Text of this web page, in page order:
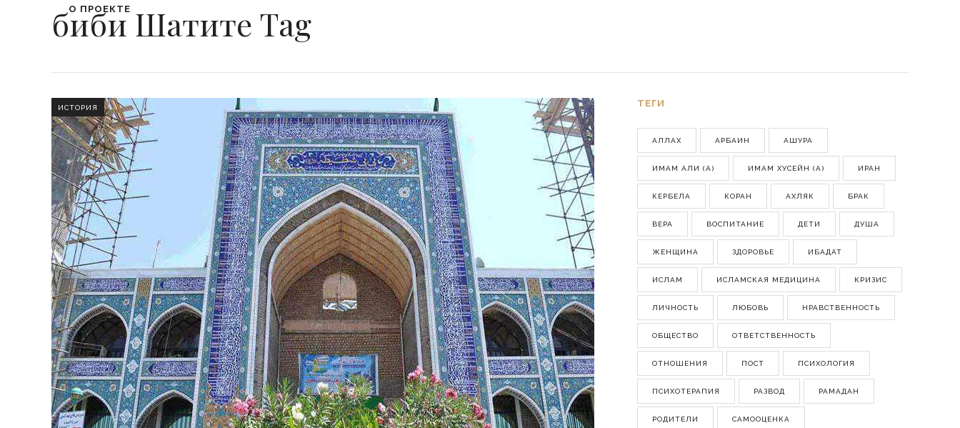
О ПРОЕКТЕ
биби Шатите Tag
ИСТОРИЯ ТЕГИ
АЛЛАХ АРБАИН АШУРА
ИМАМ АЛИ (А) ИМАМ ХУСЕЙН (А) ИРАН
КЕРБЕЛА КОРАН АХЛЯК БРАК
ВЕРА ВОСПИТАНИЕ ДЕТИ ДУША
ЖЕНЩИНА ЗДОРОВЬЕ ИБАДАТ
ИСЛАМ ИСЛАМСКАЯ МЕДИЦИНА КРИЗИС
ЛИЧНОСТЬ ЛЮБОВЬ НРАВСТВЕННОСТЬ
ОБЩЕСТВО ОТВЕТСТВЕННОСТЬ
ОТНОШЕНИЯ ПОСТ ПСИХОЛОГИЯ
ПСИХОТЕРАПИЯ РАЗВОД РАМАДАН
РОДИТЕЛИ САМООЦЕНКА